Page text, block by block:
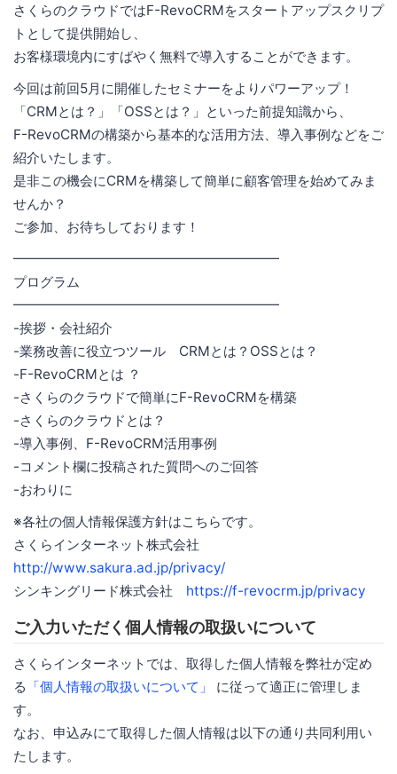
さくらのクラウドではF-RevoCRMをスタートアップスクリプ
トとして提供開始し、
お客様環境内にすばやく無料で導入することができます。
今回は前回5月に開催したセミナーをよりパワーアップ！
「CRMとは？」「OSSとは？」といった前提知識から、
F-RevoCRMの構築から基本的な活用方法、導入事例などをご
紹介いたします。
是非この機会にCRMを構築して簡単に顧客管理を始めてみま
せんか？
ご参加、お待ちしております！
━━━━━━━━━━━━━━━━━━━━
プログラム
━━━━━━━━━━━━━━━━━━━━
-挨拶・会社紹介
-業務改善に役立つツール CRMとは？OSSとは？
-F-RevoCRMとは ？
-さくらのクラウドで簡単にF-RevoCRMを構築
-さくらのクラウドとは？
-導入事例、F-RevoCRM活用事例
-コメント欄に投稿された質問へのご回答
-おわりに
※各社の個人情報保護方針はこちらです。
さくらインターネット株式会社
http://www.sakura.ad.jp/privacy/
シンキングリード株式会社 https://f-revocrm.jp/privacy
ご入力いただく個人情報の取扱いについて
さくらインターネットでは、取得した個人情報を弊社が定め
る 「個人情報の取扱いについて」
に従って適正に管理しま
す。
なお、申込みにて取得した個人情報は以下の通り共同利用い
たします。